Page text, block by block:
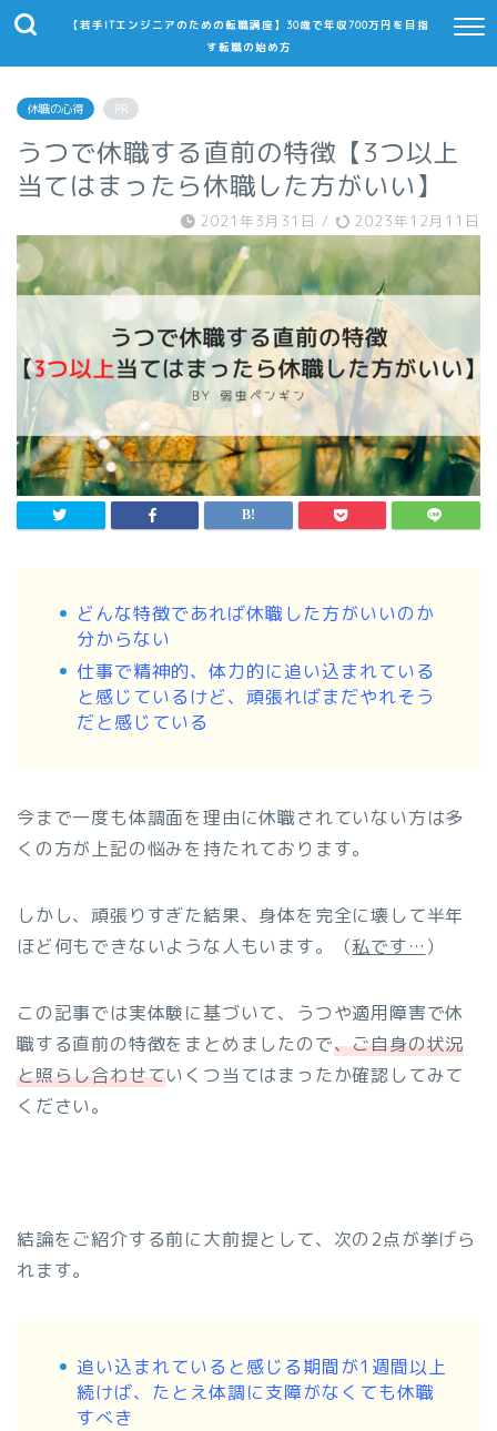
【若手ITエンジニアのための転職講座】30歳で年収700万円を目指
す転職の始め方
休職の心得 PR
うつで休職する直前の特徴【3つ以上
当てはまったら休職した方がいい】
2021年3月31日 / 2023年12月11日
どんな特徴であれば休職した方がいいのか
分からない
仕事で精神的、体力的に追い込まれている
と感じているけど、頑張ればまだやれそう
だと感じている
今まで一度も体調面を理由に休職されていない方は多
くの方が上記の悩みを持たれております。
しかし、頑張りすぎた結果、身体を完全に壊して半年
ほど何もできないような人もいます。（私です… ）
この記事では実体験に基づいて、うつや適用障害で休
職する直前の特徴をまとめましたので、ご自身の状況
と照らし合わせていくつ当てはまったか確認してみて
ください。
結論をご紹介する前に大前提として、次の2点が挙げら
れます。
追い込まれていると感じる期間が1週間以上
続けば、たとえ体調に支障がなくても休職
すべき